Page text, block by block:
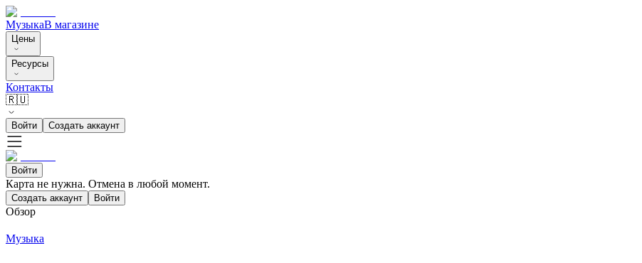
МузыкаВ магазине
Цены
Ресурсы
Контакты
🇷🇺
Войти Создать аккаунт
Войти
Карта не нужна. Отмена в любой момент.
Создать аккаунт Войти
Обзор
Музыка